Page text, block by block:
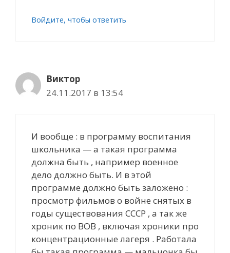
Войдите, чтобы ответить
Виктор
24.11.2017 в 13:54
И вообще : в программу воспитания
школьника — а такая программа
должна быть , например военное
дело должно быть. И в этой
программе должно быть заложено :
просмотр фильмов о войне снятых в
годы существования СССР , а так же
хроник по ВОВ , включая хроники про
концентрационные лагеря . Работала